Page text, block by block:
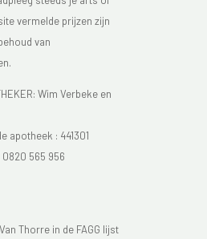
vermelde prijzen zijn
van
Wim Verbeke en
apotheek : 441301
0820 565 956
Thorre in de FAGG lijst